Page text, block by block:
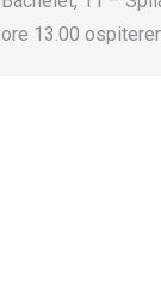
ore 13.00